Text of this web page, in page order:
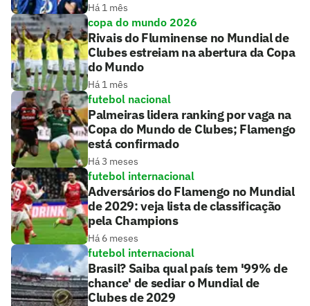
Há 1 mês
copa do mundo 2026
Rivais do Fluminense no Mundial de
Clubes estreiam na abertura da Copa
do Mundo
Há 1 mês
futebol nacional
Palmeiras lidera ranking por vaga na
Copa do Mundo de Clubes; Flamengo
está confirmado
Há 3 meses
futebol internacional
Adversários do Flamengo no Mundial
de 2029: veja lista de classificação
pela Champions
Há 6 meses
futebol internacional
Brasil? Saiba qual país tem '99% de
chance' de sediar o Mundial de
Clubes de 2029